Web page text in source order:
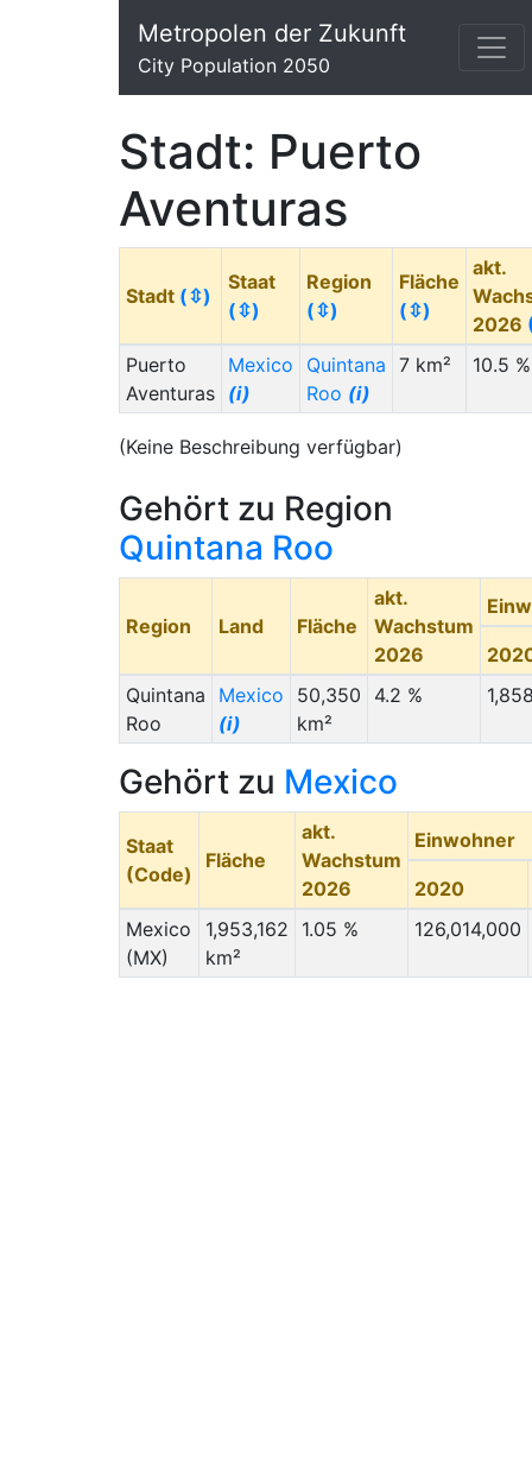
Metropolen der Zukunft
City Population 2050
Stadt: Puerto
Aventuras
Stadt (⇳)
Staat
(⇳)
Region
(⇳)
Fläche
(⇳)
akt.
2026
Puerto
Aventuras
Mexico
(i)
Quintana
Roo (i)
7 km² 10.5 %
(Keine Beschreibung verfügbar)
Gehört zu Region
Quintana Roo
Region Land Fläche
akt.
Wachstum
2026
Quintana
Roo
Mexico
(i)
50,350
km²
4.2 %
Gehört zu Mexico
Staat
(Code)
Fläche
akt.
Wachstum
2026
Einwohner
2020
Mexico
(MX)
1,953,162
km²
1.05 % 126,014,000